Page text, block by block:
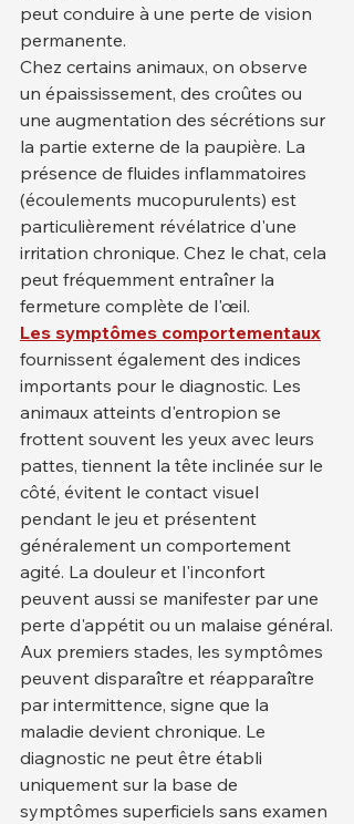
peut conduire à une perte de vision
permanente.
Chez certains animaux, on observe
un épaississement, des croûtes ou
une augmentation des sécrétions sur
la partie externe de la paupière. La
présence de fluides inflammatoires
(écoulements mucopurulents) est
particulièrement révélatrice d'une
irritation chronique. Chez le chat, cela
peut fréquemment entraîner la
fermeture complète de l'œil.
Les symptômes comportementaux
fournissent également des indices
importants pour le diagnostic. Les
animaux atteints d'entropion se
frottent souvent les yeux avec leurs
pattes, tiennent la tête inclinée sur le
côté, évitent le contact visuel
pendant le jeu et présentent
généralement un comportement
agité. La douleur et l'inconfort
peuvent aussi se manifester par une
perte d'appétit ou un malaise général.
Aux premiers stades, les symptômes
peuvent disparaître et réapparaître
par intermittence, signe que la
maladie devient chronique. Le
diagnostic ne peut être établi
uniquement sur la base de
symptômes superficiels sans examen